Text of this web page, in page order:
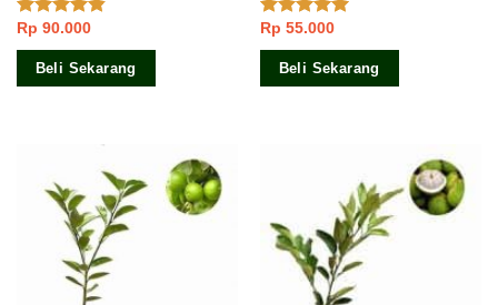
Dinilai
4.50dari 5
Rp 90.000
Beli Sekarang
Dinilai4.67
dari 5
Rp 55.000
Beli Sekarang